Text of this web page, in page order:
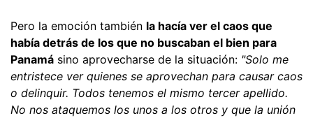
Pero la emoción también la hacía ver el caos que
había detrás de los que no buscaban el bien para
Panamá sino aprovecharse de la situación: "Solo me
entristece ver quienes se aprovechan para causar caos
o delinquir. Todos tenemos el mismo tercer apellido.
No nos ataquemos los unos a los otros y que la unión